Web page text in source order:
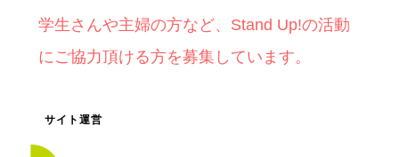
学生さんや主婦の方など、Stand Up!の活動
にご協力頂ける方を募集しています。
サイト運営